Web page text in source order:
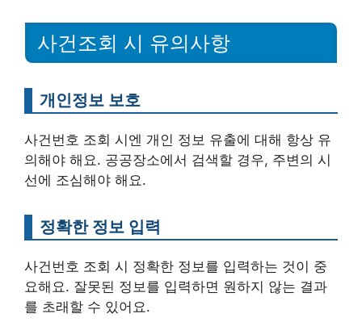
사건조회 시 유의사항
개인정보 보호
사건번호 조회 시엔 개인 정보 유출에 대해 항상 유
의해야 해요. 공공장소에서 검색할 경우, 주변의 시
선에 조심해야 해요.
정확한 정보 입력
사건번호 조회 시 정확한 정보를 입력하는 것이 중
요해요. 잘못된 정보를 입력하면 원하지 않는 결과
를 초래할 수 있어요.